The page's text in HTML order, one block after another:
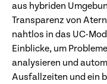
aus hybriden
Transparenz von
nahtlos in das UC-
Einblicke, um
analysieren und
Ausfallzeiten und ein